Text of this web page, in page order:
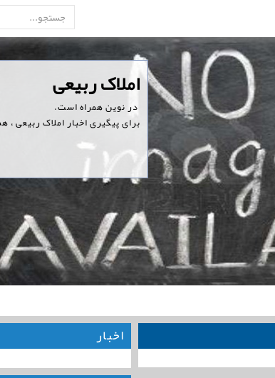
‏املاک ربیعی
‏ در نوین همراه است.
برای پیگیری اخبار املاک ربیعی
اخبار